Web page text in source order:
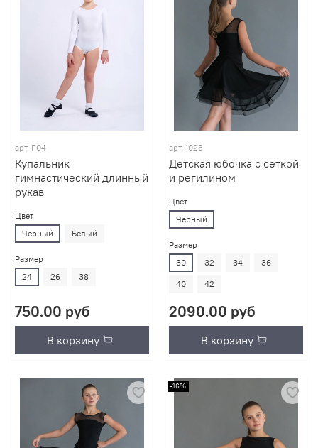
арт. Г.04
Купальник
гимнастический длинный
рукав
Цвет
Черный
Белый
Размер
24
26 38
750.00 руб
В корзину
арт. 1023
Детская юбочка с сеткой
и регилином
Цвет
Черный
Размер
30
32 34 36
40 42
2090.00 руб
В корзину
-16%